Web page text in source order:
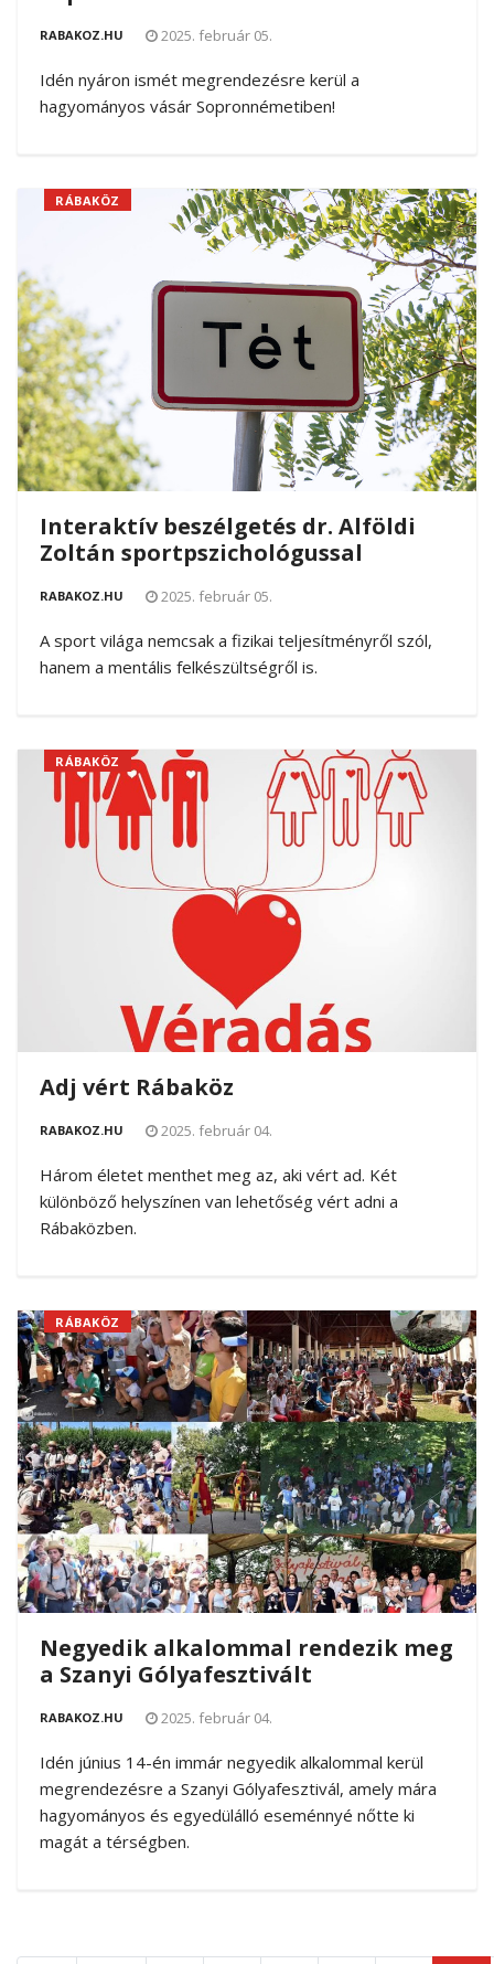
RABAKOZ.HU 2025. február 05.
Idén nyáron ismét megrendezésre kerül a
hagyományos vásár Sopronnémetiben!
Interaktív beszélgetés dr. Alföldi
Zoltán sportpszichológussal
RABAKOZ.HU
RÁBAKÖZ
2025. február 05.
A sport világa nemcsak a fizikai teljesítményről szól,
hanem a mentális felkészültségről is.
Adj vért Rábaköz
RABAKOZ.HU
RÁBAKÖZ
2025. február 04.
Három életet menthet meg az, aki vért ad. Két
különböző helyszínen van lehetőség vért adni a
Rábaközben.
Negyedik alkalommal rendezik meg
a Szanyi Gólyafesztivált
RABAKOZ.HU
RÁBAKÖZ
2025. február 04.
Idén június 14-én immár negyedik alkalommal kerül
megrendezésre a Szanyi Gólyafesztivál, amely mára
hagyományos és egyedülálló eseménnyé nőtte ki
magát a térségben.